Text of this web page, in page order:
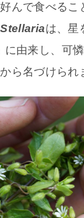
んで食べるこ
Stellariaは、星
由来し、可
ら名づけられ